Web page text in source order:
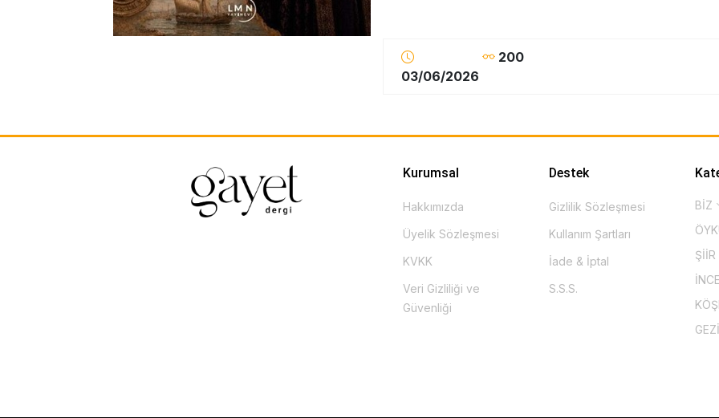
03/06/2026
200
Kurumsal
Hakkımızda
Üyelik Sözleşmesi
KVKK
Veri Gizliliği ve
Güvenliği
Destek
Gizlilik Sözleşmesi
Kullanım Şartları
İade & İptal
S.S.S.
BİZ
ŞİİR